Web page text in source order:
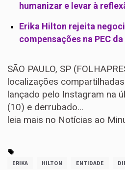
humanizar e levar à
Erika Hilton rejeita
compensações na PEC da
SÃO PAULO, SP
localizações
lançado pelo Instagram na
(10) e derrubado...
leia mais no Notícias ao
ERIKA HILTON ENTIDADE